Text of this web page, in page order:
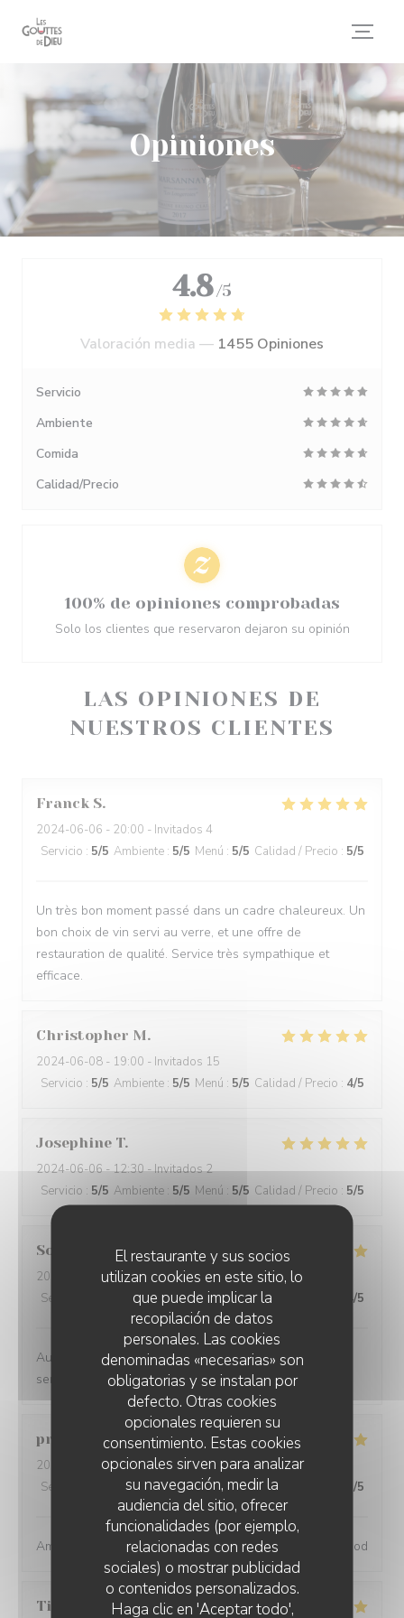
El restaurante y sus socios
utilizan cookies en este sitio, lo
que puede implicar la
recopilación de datos
personales. Las cookies
denominadas «necesarias» son
obligatorias y se instalan por
defecto. Otras cookies
opcionales requieren su
consentimiento. Estas cookies
opcionales sirven para analizar
su navegación, medir la
audiencia del sitio, ofrecer
funcionalidades (por ejemplo,
relacionadas con redes
sociales) o mostrar publicidad
o contenidos personalizados.
Haga clic en 'Aceptar todo',
Opiniones
LAS OPINIONES DE
NUESTROS CLIENTES
Franck S
2024-06-06 - 20:00 - Invitados 4
Servicio : 5/5 Ambiente : 5/5 Menú : 5/5 Calidad / Precio : 5/5
Un très bon moment passé dans un cadre chaleureux. Un
bon choix de vin servi au verre, et une offre de
restauration de qualité. Service très sympathique et
efficace.
Christopher M
2024-06-08 - 19:00 - Invitados 15
Servicio : 5/5 Ambiente : 5/5 Menú : 5/5 Calidad / Precio : 4/5
Josephine T
2024-06-06- 12:30 - Invitados 2
Servicio : 5/5 Ambiente : 5/5 Menú : 5/5 Calidad / Precio : 5/5
Sophie
2024-06-04- 19:00 - Invitados 2
Servicio
Ambiente:5/5 Menú:4/5 Calidad / Precio 4/5
Au top !! Belle carte des vins , nourriture très bonne,
service sympa :)
pranat
2024-06-06- 20:00 - Invitados 3
Servicio
Ambiente: 5/5 Menú :5/5 Calidad / Precio /5
Amazing place, excellent service and great wine and food
Tiphaine B
4.8 /5
Valoración media — 1455 Opiniones
Servicio
Ambiente
Comida
Calidad/Precio
100% de opiniones comprobadas
Solo los clientes que reservaron dejaron su opinión